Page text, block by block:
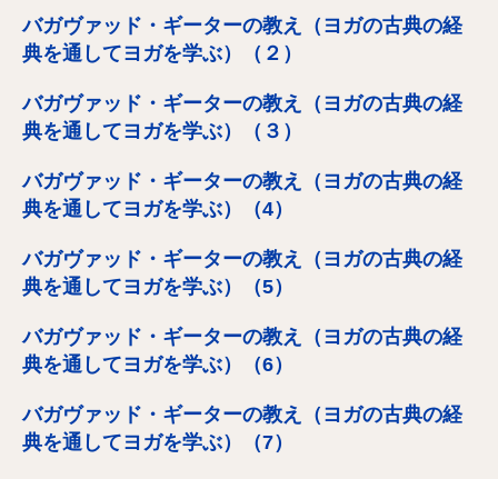
バガヴァッド・ギーターの教え（ヨガの古典の経
典を通してヨガを学ぶ）（２）
バガヴァッド・ギーターの教え（ヨガの古典の経
典を通してヨガを学ぶ）（３）
バガヴァッド・ギーターの教え（ヨガの古典の経
典を通してヨガを学ぶ）（4）
バガヴァッド・ギーターの教え（ヨガの古典の経
典を通してヨガを学ぶ）（5）
バガヴァッド・ギーターの教え（ヨガの古典の経
典を通してヨガを学ぶ）（6）
バガヴァッド・ギーターの教え（ヨガの古典の経
典を通してヨガを学ぶ）（7）